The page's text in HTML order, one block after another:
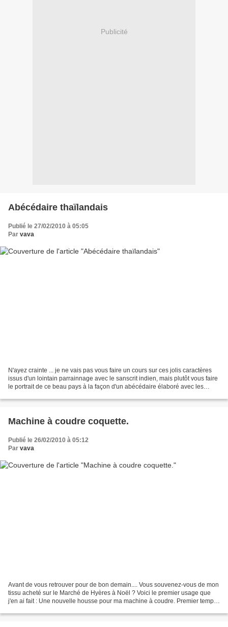
Publicité
Abécédaire thaïlandais
Publié le 27/02/2010 à 05:05
Par vava
N'ayez crainte ... je ne vais pas vous faire un cours sur ces jolis caractères
issus d'un lointain parrainnage avec le sanscrit indien, mais plutôt vous faire
le portrait de ce beau pays à la façon d'un abécédaire élaboré avec les
Machine à coudre coquette.
Publié le 26/02/2010 à 05:12
Par vava
Avant de vous retrouver pour de bon demain.... Vous souvenez-vous de mon
tissu acheté sur le Marché de Hyères à Noël ? Voici le premier usage que
j'en ai fait : Une nouvelle housse pour ma machine à coudre. Premier temps :